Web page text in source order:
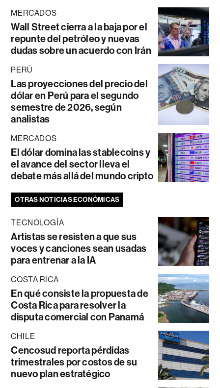
MERCADOS
Wall Street cierra a la baja por el
repunte del petróleo y nuevas
dudas sobre un acuerdo con Irán
PERÚ
Las proyecciones del precio del
dólar en Perú para el segundo
semestre de 2026, según
analistas
MERCADOS
El dólar domina las stablecoins y
el avance del sector lleva el
debate más allá del mundo cripto
OTRAS NOTICIAS ECONÓMICAS
TECNOLOGÍA
Artistas se resisten a que sus
voces y canciones sean usadas
para entrenar a la IA
COSTA RICA
En qué consiste la propuesta de
Costa Rica para resolver la
disputa comercial con Panamá
CHILE
Cencosud reporta pérdidas
trimestrales por costos de su
nuevo plan estratégico